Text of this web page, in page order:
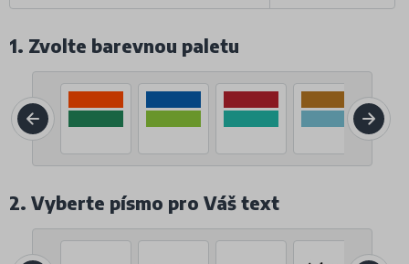
1. Zvolte barevnou paletu
2. Vyberte písmo pro Váš text